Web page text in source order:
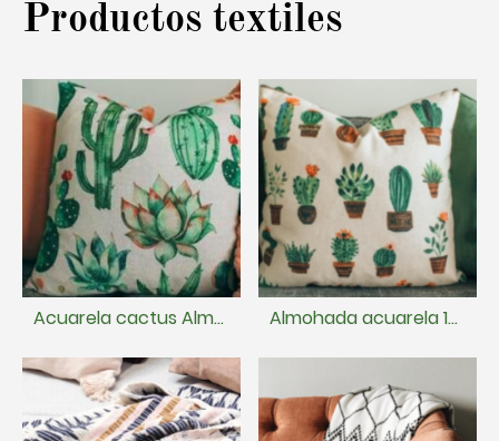
Productos textiles
Acuarela cactus Almohada 7.00€ Almohada acuarela 10.00€